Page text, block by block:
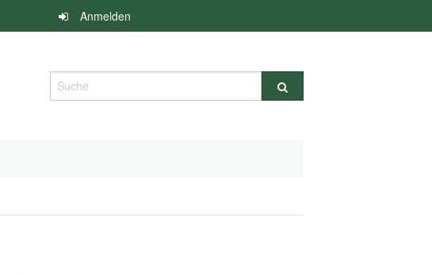
Anmelden
Suche